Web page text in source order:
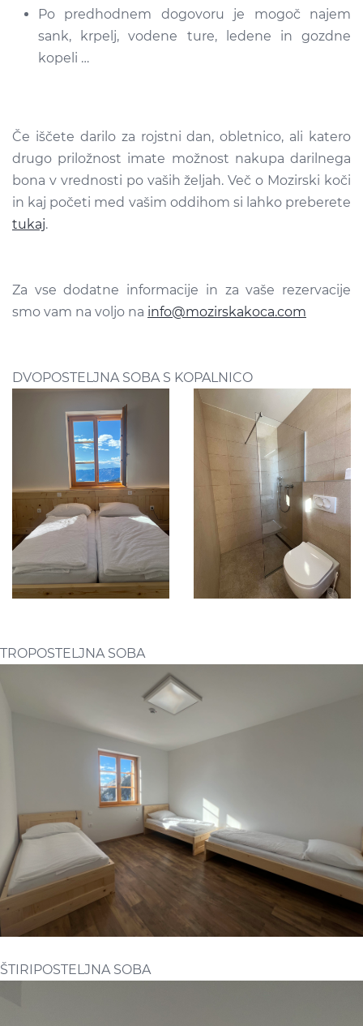
Po predhodnem dogovoru je mogoč najem
sank, krpelj, vodene ture, ledene in gozdne
kopeli …
Če iščete darilo za rojstni dan, obletnico, ali katero
drugo priložnost imate možnost nakupa darilnega
bona v vrednosti po vaših željah. Več o Mozirski koči
in kaj početi med vašim oddihom si lahko preberete
tukaj.
Za vse dodatne informacije in za vaše rezervacije
smo vam na voljo na info@mozirskakoca.com
DVOPOSTELJNA SOBA S KOPALNICO
TROPOSTELJNA SOBA
ŠTIRIPOSTELJNA SOBA